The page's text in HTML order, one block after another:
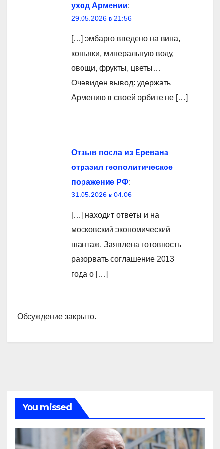
уход Армении:
29.05.2026 в 21:56
[…] эмбарго введено на вина,
коньяки, минеральную воду,
овощи, фрукты, цветы…
Очевиден вывод: удержать
Армению в своей орбите не […]
Отзыв посла из Еревана
отразил геополитическое
поражение РФ:
31.05.2026 в 04:06
[…] находит ответы и на
московский экономический
шантаж. Заявлена готовность
разорвать соглашение 2013
года о […]
Обсуждение закрыто.
You missed